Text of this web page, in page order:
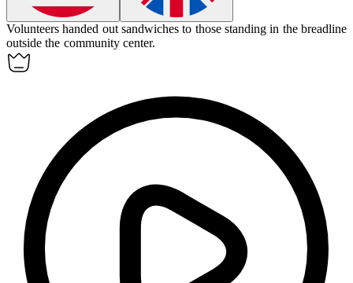
Volunteers handed out sandwiches to those standing in the breadline
outside the community center.